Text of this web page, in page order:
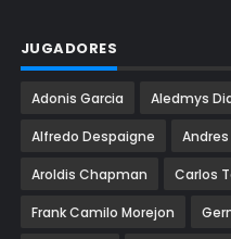
JUGADORES
Adonis Garcia Aledmys
Alfredo Despaigne
Aroldis Chapman Carlos
Frank Camilo Morejon